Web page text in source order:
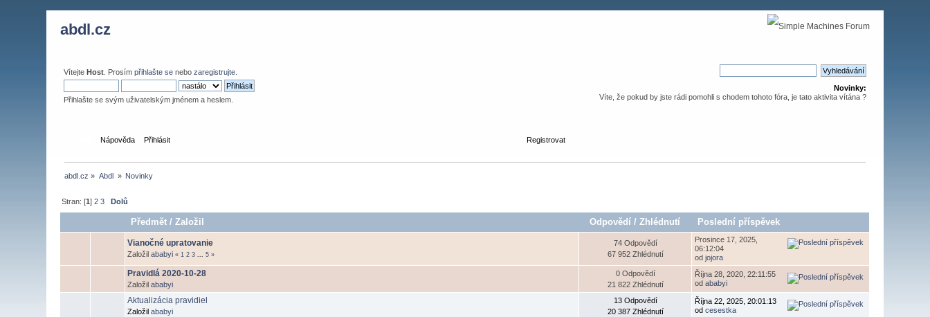
abdl.cz
VítejteHost . Prosímpřihlašte se nebozaregistrujte
Přihlašte se svým uživatelským jménem a heslem.
Novinky:
Víte, že pokud by jste rádi pomohli s chodem tohoto fóra, je tato aktivita vítána ?
Nápověda Přihlásit Registrovat
abdl.cz » Abdl » Novinky
Stran: [1]2 3 Dolů
Předmět /Založil Odpovědí /Zhlédnutí Poslední příspěvek
Vianočné upratovanie
Založilababyi « 1 2 3 ...5 »
74 Odpovědí
67 952 Zhlédnutí
Prosince 17, 2025,
06:12:04
odjojora
Pravidlá 2020-10-28
Založilababyi
0 Odpovědí
21 822 Zhlédnutí
Října 28, 2020, 22:11:55
odababyi
Aktualizácia pravidiel
Založilababyi
13 Odpovědí
20 387 Zhlédnutí
Října 22, 2025, 20:01:13
odcesestka